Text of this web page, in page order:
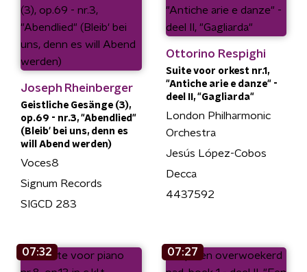
Joseph Rheinberger
Geistliche Gesänge (3),
op.69 - nr.3, "Abendlied"
(Bleib' bei uns, denn es
will Abend werden)
Voces8
Signum Records
SIGCD 283
Ottorino Respighi
Suite voor orkest nr.1,
"Antiche arie e danze" -
deel II, "Gagliarda"
London Philharmonic
Orchestra
Jesús López-Cobos
Decca
4437592
07:32 07:27